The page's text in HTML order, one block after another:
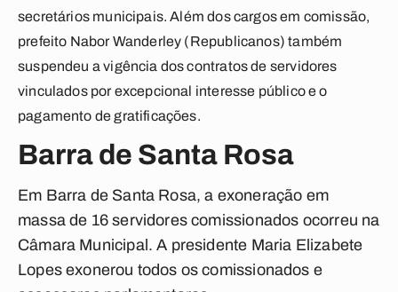
secretários municipais. Além dos cargos em comissão,
prefeito Nabor Wanderley (Republicanos) também
suspendeu a vigência dos contratos de servidores
vinculados por excepcional interesse público e o
pagamento de gratificações.
Barra de Santa Rosa
Em Barra de Santa Rosa, a exoneração em
massa de 16 servidores comissionados ocorreu na
Câmara Municipal. A presidente Maria Elizabete
Lopes exonerou todos os comissionados e